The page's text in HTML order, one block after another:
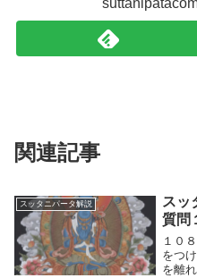
関連記事
スッタニパータ解説
スッ
質問
１０
をつ
を離